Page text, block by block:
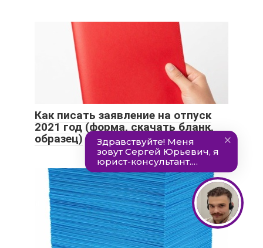
Как писать заявление на отпуск
2021 год (форма, скачать бланк,
образец)